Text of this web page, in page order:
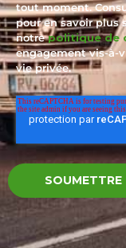
tout moment.
pour en savoir plus
notrepolitique de
engagement vis-à-
vie privée.